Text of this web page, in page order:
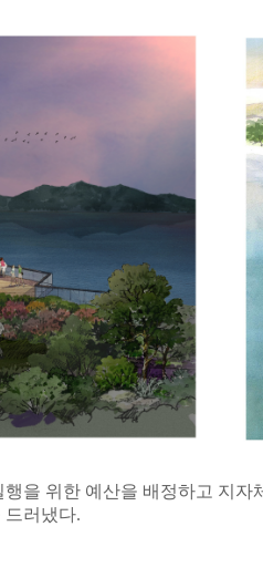
을 위한 예산을 배정하고 지
드러냈다.